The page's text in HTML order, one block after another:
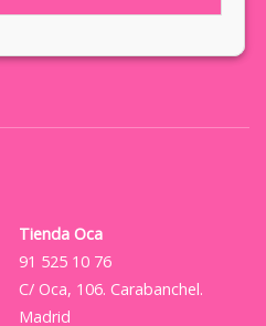
Tienda Oca
91 525 10 76
C/ Oca, 106. Carabanchel.
Madrid